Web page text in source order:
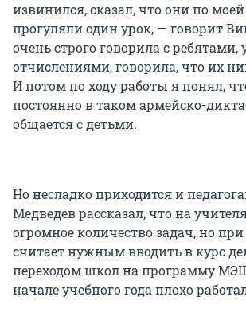
извинился, сказал, что они по
прогуляли один урок, — говорит
очень строго говорила с
отчислениями, говорила, что их
И потом по ходу работы я понял,
постоянно в таком армейско-
общается с детьми.
Но несладко приходится и
Медведев рассказал, что на
огромное количество задач, но
считает нужным вводить в курс
переходом школ на программу
начале учебного года плохо